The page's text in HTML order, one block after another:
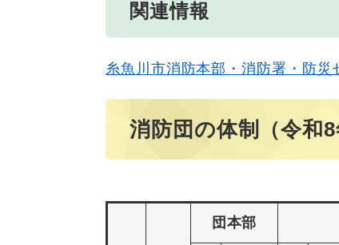
関連情報
糸魚川市消防本部・消防署・防災
消防団の体制（令和8
団本部